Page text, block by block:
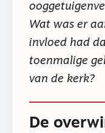
Wat was er
invloed had
toenmalige
van de kerk?
De